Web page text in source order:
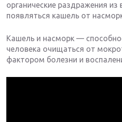
органические раздражения
появляться кашель от
Кашель и насморк —
человека очищаться от
фактором болезни и